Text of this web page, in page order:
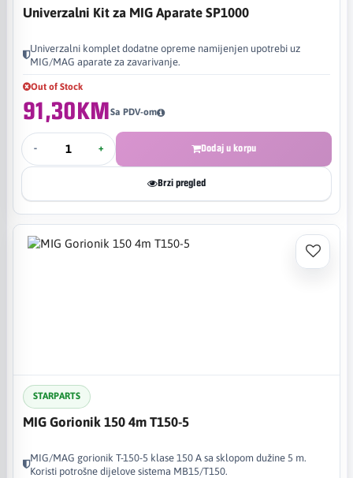
Univerzalni Kit za MIG Aparate SP1000
Univerzalni komplet dodatne opreme namijenjen upotrebi uz
MIG/MAG aparate za zavarivanje.
Out of Stock
91,30KMSa PDV-om
- + Dodaj u korpu
Brzi pregled
STARPARTS
MIG Gorionik 150 4m T150-5
MIG/MAG gorionik T-150-5 klase 150 A sa sklopom dužine 5 m.
Koristi potrošne dijelove sistema MB15/T150.